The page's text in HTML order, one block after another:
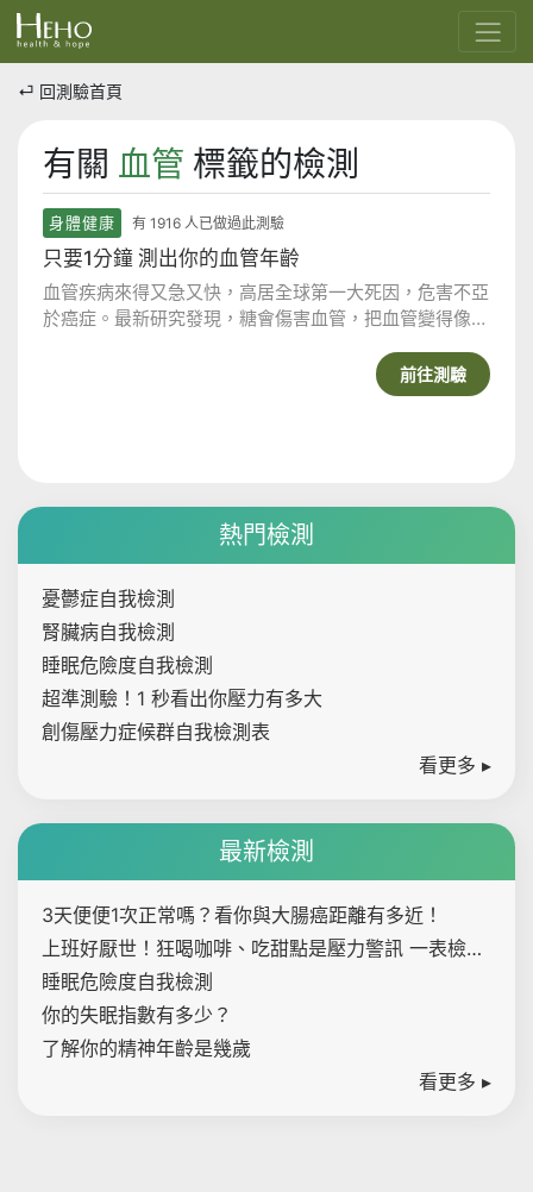
⏎ 回測驗首頁
有關 血管 標籤的檢測
身體健康 有 1916 人已做過此測驗
只要1分鐘 測出你的血管年齡
血管疾病來得又急又快，高居全球第一大死因，危害不亞
於癌症。最新研究發現，糖會傷害血管，把血管變得像硬
測你的血管年齡，到底是幾歲。資料來源：康健雜誌
前往測驗
熱門檢測
憂鬱症自我檢測
腎臟病自我檢測
睡眠危險度自我檢測
超準測驗！1 秒看出你壓力有多大
創傷壓力症候群自我檢測表
看更多 ▸
最新檢測
3天便便1次正常嗎？看你與大腸癌距離有多近！
上班好厭世！狂喝咖啡、吃甜點是壓力警訊 一表檢測
內心壓力指數
睡眠危險度自我檢測
你的失眠指數有多少？
了解你的精神年齡是幾歲
看更多 ▸